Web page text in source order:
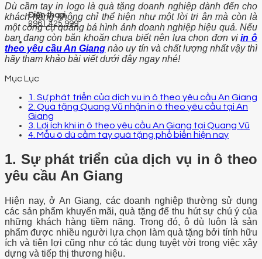
Điện thoại
0961 425 999
Dù cầm tay in logo là quà tặng doanh nghiệp dành đến cho
khách hàng không chỉ thể hiện như một lời tri ân mà còn là
một công cụ quảng bá hình ảnh doanh nghiệp hiệu quả. Nếu
bạn đang còn băn khoăn chưa biết nên lựa chọn đơn vịin ô
theo yêu cầu An Giang nào uy tín và chất lượng nhất vậy thì
hãy tham khảo bài viết dưới đây ngay nhé!
Mục Lục
1. Sự phát triển của dịch vụ in ô theo yêu cầu An Giang
2. Quà tặng Quang Vũ nhận in ô theo yêu cầu tại An
Giang
3. Lợi ích khi in ô theo yêu cầu An Giang tại Quang Vũ
4. Mẫu ô dù cầm tay quà tặng phổ biến hiện nay
1. Sự phát triển của dịch vụ in ô theo
yêu cầu An Giang
Hiện nay, ở An Giang, các doanh nghiệp thường sử dụng
các sản phẩm khuyến mãi, quà tặng để thu hút sự chú ý của
những khách hàng tiềm năng. Trong đó, ô dù luôn là sản
phẩm được nhiều người lựa chọn làm quà tặng bởi tính hữu
ích và tiện lợi cũng như có tác dụng tuyệt vời trong việc xây
dựng và tiếp thị thương hiệu.